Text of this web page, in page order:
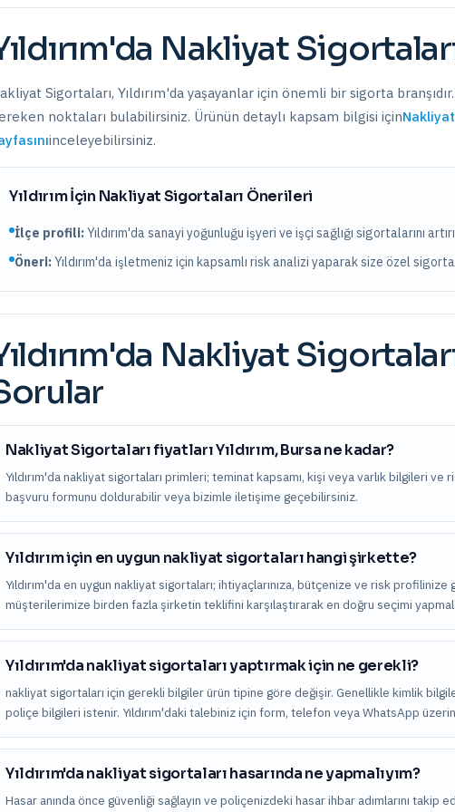
'da Nakliyat
Sigortaları, Yıldırım'da yaşayanlar için önemli bir sigorta branşıdır.
noktaları bulabilirsiniz. Ürünün detaylı kapsam bilgisi için
inceleyebilirsiniz.
Yıldırımİçin Nakliyat Sigortaları Önerileri
İlçe profili:Yıldırım'da sanayi yoğunluğu işyeri ve işçi sağlığı sigortalarını
Öneri:Yıldırım'da işletmeniz için kapsamlı risk analizi yaparak size özel
'da Nakliyat
Nakliyat Sigortaları fiyatları Yıldırım, Bursa ne kadar?
Yıldırım'da nakliyat sigortaları primleri; teminat kapsamı, kişi veya varlık bilgileri
başvuru formunu doldurabilir veya bizimle iletişime geçebilirsiniz.
Yıldırım için en uygun nakliyat sigortaları hangi şirkette?
Yıldırım'da en uygun nakliyat sigortaları; ihtiyaçlarınıza, bütçenize ve risk profilinize
müşterilerimize birden fazla şirketin teklifini karşılaştırarak en doğru seçimi
Yıldırım'da nakliyat sigortaları yaptırmak için ne gerekli?
nakliyat sigortaları için gerekli bilgiler ürün tipine göre değişir. Genellikle kimlik
poliçe bilgileri istenir. Yıldırım'daki talebiniz için form, telefon veya WhatsApp
Yıldırım'da nakliyat sigortaları hasarında ne yapmalıyım?
Hasar anında önce güvenliği sağlayın ve poliçenizdeki hasar ihbar adımlarını